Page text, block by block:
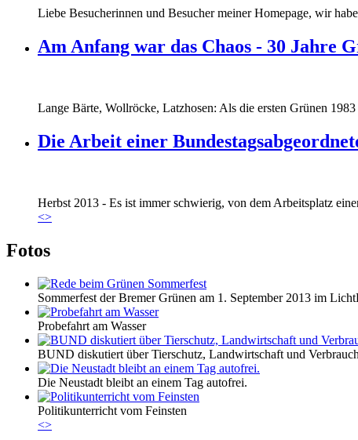
Liebe Besucherinnen und Besucher meiner Homepage, wir
Am Anfang war das Chaos - 30 Jahre
Lange Bärte, Wollröcke, Latzhosen: Als die ersten Grünen
Die Arbeit einer
Marie_und_Wahlkreis.jpg
Marie_und_Wahlkreis.jpg
Herbst 2013 - Es ist immer schwierig, von dem Arbeitsplatz
<>
Fotos
Sommerfest der Bremer Grünen am 1. September 2013 im
Probefahrt am Wasser
BUND diskutiert über Tierschutz, Landwirtschaft und
Die Neustadt bleibt an einem Tag autofrei.
Politikunterricht vom Feinsten
<>